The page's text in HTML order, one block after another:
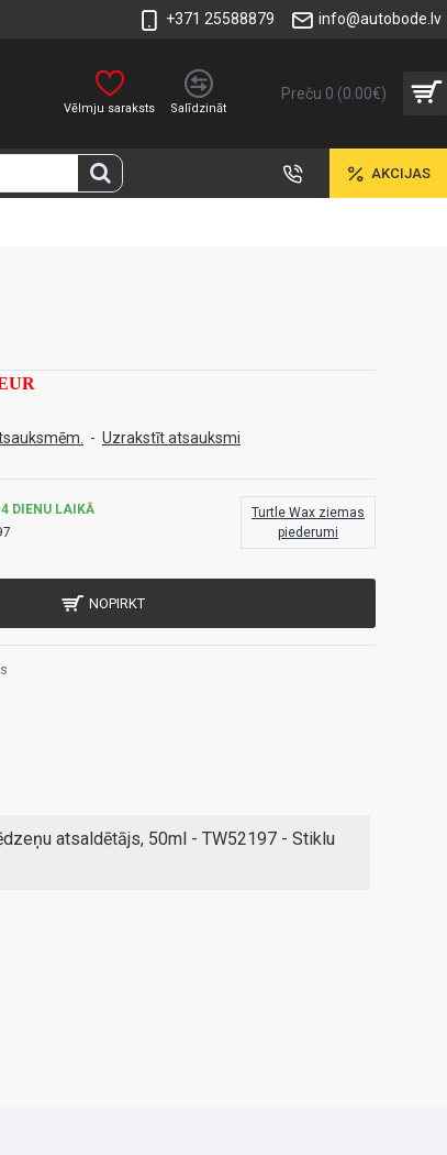
+371 25588879 info@autobode.lv
Vēlmju saraksts Salīdzināt
Preču 0 (0.00€)
AKCIJAS
- Uzrakstīt atsauksmi
DIENU LAIKĀ
Turtle Wax ziemas
piederumi
NOPIRKT
atsaldētājs, 50ml - TW52197 - Stiklu